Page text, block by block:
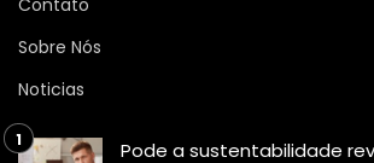
Sobre Nós
Noticias
Pode a sustentabilidade